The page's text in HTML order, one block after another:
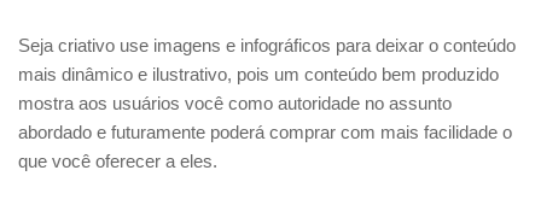
Seja criativo use imagens e infográficos para deixar o conteúdo
mais dinâmico e ilustrativo, pois um conteúdo bem produzido
mostra aos usuários você como autoridade no assunto
abordado e futuramente poderá comprar com mais facilidade o
que você oferecer a eles.